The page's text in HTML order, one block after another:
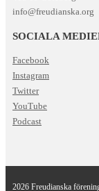
info@freudianska.org
SOCIALA
Facebook
Instagram
Twitter
YouTube
Podcast
2026 Freudianska